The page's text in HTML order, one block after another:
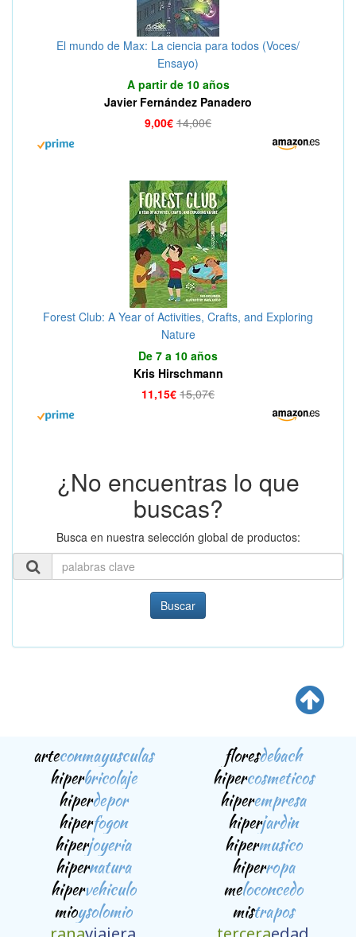
El mundo de Max: La ciencia para todos (Voces/
Ensayo)
A partir de 10 años
Javier Fernández Panadero
9,00€ 14,00€
Forest Club: A Year of Activities, Crafts, and Exploring
Nature
De 7 a 10 años
Kris Hirschmann
11,15€ 15,07€
¿No encuentras lo que
buscas?
Busca en nuestra selección global de productos:
Buscar
arteconmayusculas floresdebach
hiperbricolaje hipercosmeticos
hiperdepor hiperempresa
hiperfogon hiperjardin
hiperjoyeria hipermusico
hipernatura hiperropa
hipervehiculo meloconcedo
mioysolomio mistrapos